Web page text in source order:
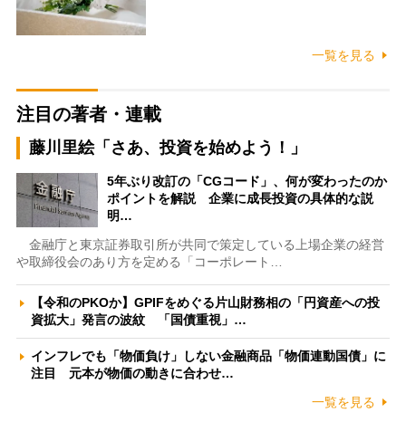
一覧を見る
注目の著者・連載
藤川里絵「さあ、投資を始めよう！」
5年ぶり改訂の「CGコード」、何が変わったのか
ポイントを解説 企業に成長投資の具体的な説
明…
金融庁と東京証券取引所が共同で策定している上場企業の経営
や取締役会のあり方を定める「コーポレート…
【令和のPKOか】GPIFをめぐる片山財務相の「円資産への投
資拡大」発言の波紋 「国債重視」…
インフレでも「物価負け」しない金融商品「物価連動国債」に
注目 元本が物価の動きに合わせ…
一覧を見る